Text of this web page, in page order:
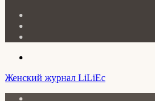
Женский журнал LiLiEc